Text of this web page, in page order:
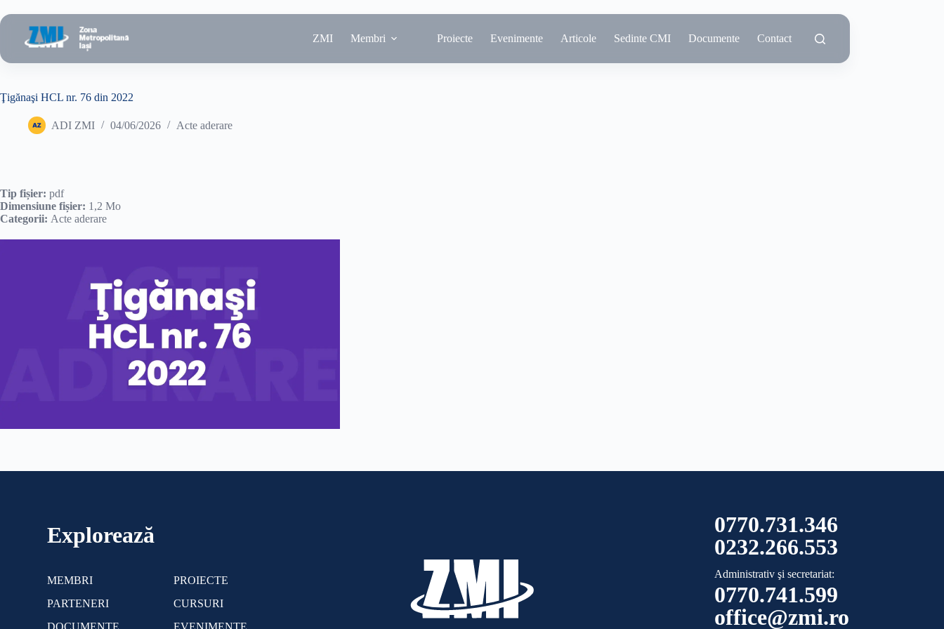
la
conținut
ZMI Membri Proiecte Evenimente Articole Sedinte CMI Documente Contact
Ţigănaşi HCL nr. 76 din 2022
ADI ZMI 04/06/2026 Acte aderare
Tip fișier: pdf
Dimensiune fișier: 1,2 Mo
Categorii: Acte aderare
Explorează
MEMBRI
PROIECTE
PARTENERI
CURSURI
DOCUMENTE
EVENIMENTE
0770.731.346
0232.266.553
Administrativ şi secretariat:
0770.741.599
office@zmi.ro